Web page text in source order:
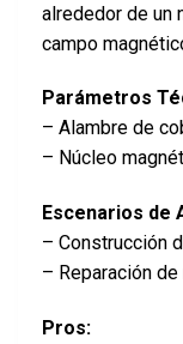
alrededor de un
campo
Parámetros
– Alambre de
– Núcleo
Escenarios de
– Construcción
– Reparación
Pros: